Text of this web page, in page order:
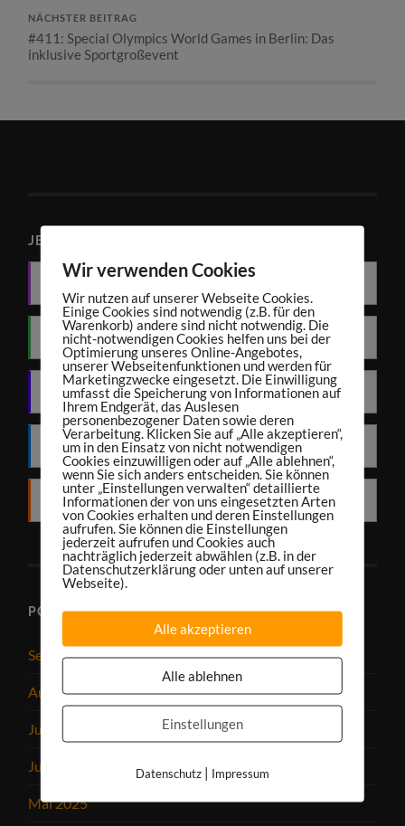
NÄCHSTER BEITRAG
#411: Special Olympics World Games in Berlin: Das
inklusive Sportgroßevent
JETZT PODCAST ABONNIEREN
Spotify
Amazon Music
Deezer
RSS
PODCAST-ARCHIV
September 2025
August 2025
Juli 2025
Juni 2025
Mai 2025
Wir verwenden Cookies
Wir nutzen auf unserer Webseite Cookies.
Einige Cookies sind notwendig (z.B. für den
Warenkorb) andere sind nicht notwendig. Die
nicht-notwendigen Cookies helfen uns bei der
Optimierung unseres Online-Angebotes,
unserer Webseitenfunktionen und werden für
Marketingzwecke eingesetzt. Die Einwilligung
umfasst die Speicherung von Informationen auf
Ihrem Endgerät, das Auslesen
personenbezogener Daten sowie deren
Verarbeitung. Klicken Sie auf „Alle akzeptieren“,
um in den Einsatz von nicht notwendigen
Cookies einzuwilligen oder auf „Alle ablehnen“,
wenn Sie sich anders entscheiden. Sie können
unter „Einstellungen verwalten“ detaillierte
Informationen der von uns eingesetzten Arten
von Cookies erhalten und deren Einstellungen
aufrufen. Sie können die Einstellungen
jederzeit aufrufen und Cookies auch
nachträglich jederzeit abwählen (z.B. in der
Datenschutzerklärung oder unten auf unserer
Webseite).
Alle akzeptieren
Alle ablehnen
Einstellungen
Datenschutz| Impressum